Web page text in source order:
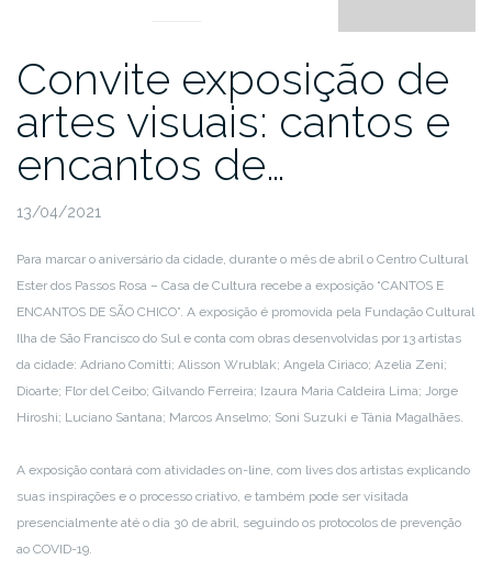
Convite exposição de
artes visuais: cantos e
encantos de…
13/04/2021
Para marcar o aniversário da cidade, durante o mês de abril o Centro Cultural
Ester dos Passos Rosa – Casa de Cultura recebe a exposição “CANTOS E
ENCANTOS DE SÃO CHICO”. A exposição é promovida pela Fundação Cultural
Ilha de São Francisco do Sul e conta com obras desenvolvidas por 13 artistas
da cidade: Adriano Comitti; Alisson Wrublak; Angela Ciriaco; Azelia Zeni;
Dioarte; Flor del Ceibo; Gilvando Ferreira; Izaura Maria Caldeira Lima; Jorge
Hiroshi; Luciano Santana; Marcos Anselmo; Soni Suzuki e Tânia Magalhães.
A exposição contará com atividades on-line, com lives dos artistas explicando
suas inspirações e o processo criativo, e também pode ser visitada
presencialmente até o dia 30 de abril, seguindo os protocolos de prevenção
ao COVID-19.